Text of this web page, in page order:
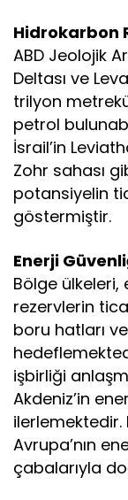
Hidrokarbon
ABD Jeolojik
Deltası ve
trilyon
petrol
İsrail’in
Zohr sahası
potansiyelin
göstermiştir.
Enerji
Bölge
rezervlerin
boru hatları
işbirliği
Akdeniz’in
ilerlemektedir.
Avrupa’nın
çabalarıyla